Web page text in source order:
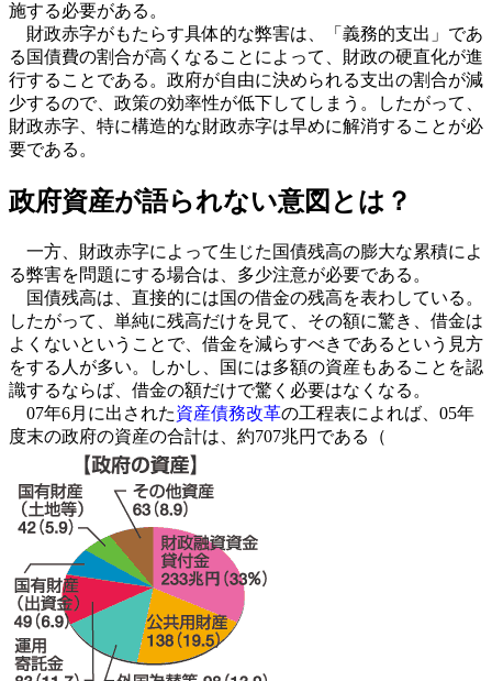
施する必要がある。
財政赤字がもたらす具体的な弊害は、「義務的支出」であ
る国債費の割合が高くなることによって、財政の硬直化が進
行することである。政府が自由に決められる支出の割合が減
少するので、政策の効率性が低下してしまう。したがって、
財政赤字、特に構造的な財政赤字は早めに解消することが必
要である。
政府資産が語られない意図とは？
一方、財政赤字によって生じた国債残高の膨大な累積によ
る弊害を問題にする場合は、多少注意が必要である。
国債残高は、直接的には国の借金の残高を表わしている。
したがって、単純に残高だけを見て、その額に驚き、借金は
よくないということで、借金を減らすべきであるという見方
をする人が多い。しかし、国には多額の資産もあることを認
識するならば、借金の額だけで驚く必要はなくなる。
07年6月に出された資産債務改革の工程表によれば、05年
度末の政府の資産の合計は、約707兆円である（